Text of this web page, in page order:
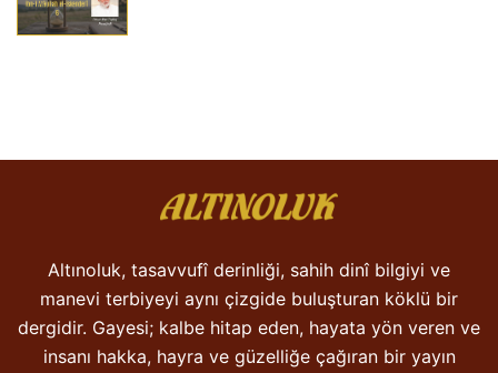
Altınoluk, tasavvufî derinliği, sahih dinî bilgiyi ve
manevi terbiyeyi aynı çizgide buluşturan köklü bir
dergidir. Gayesi; kalbe hitap eden, hayata yön veren ve
insanı hakka, hayra ve güzelliğe çağıran bir yayın